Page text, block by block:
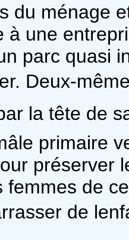
du ménage
à une
parc quasi
Deux-
la tête de
primaire
préserver
femmes de
de